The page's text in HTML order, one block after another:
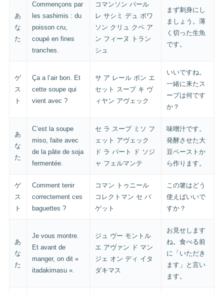
あ
な
た
Commençons par
les sashimis : du
poisson cru,
coupé en fines
tranches.
コマンソン パール
レ サシミ デュ ポワ
ソン クリュ クペ ア
ン フィーヌ トラン
シュ
まず刺身にし
ましょう。薄
く切った生魚
です。
ゲ
ス
ト
Ça a l’air bon. Et
cette soupe qui
vient avec ?
サ ア レール ボン エ
セット スープ キ ヴ
ィヤン アヴェック
いいですね。
一緒に来たス
ープは何です
か？
あ
な
た
C’est la soupe
miso, faite avec
de la pâte de soja
fermentée.
セ ラ スープ ミソ フ
ェット アヴェック
ド ラ パート ド ソジ
ャ フェルマンテ
味噌汁です。
発酵させた大
豆ペーストか
ら作ります。
ゲ
ス
ト
Comment tenir
correctement ces
baguettes ?
コマン トゥニール
コレクトマン セ バ
ゲット
この箸はどう
使えばいいで
すか？
あ
な
た
Je vous montre.
Et avant de
manger, on dit «
itadakimasu ».
ジュ ヴー モントル
エ アヴァン ド マン
ジェ オン ディ イタ
ダキマス
お見せします
ね。食べる前
に「いただき
ます」と言い
ます。